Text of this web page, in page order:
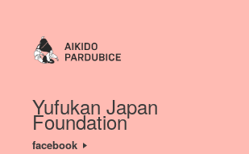
Yufukan Japan
Foundation
facebook